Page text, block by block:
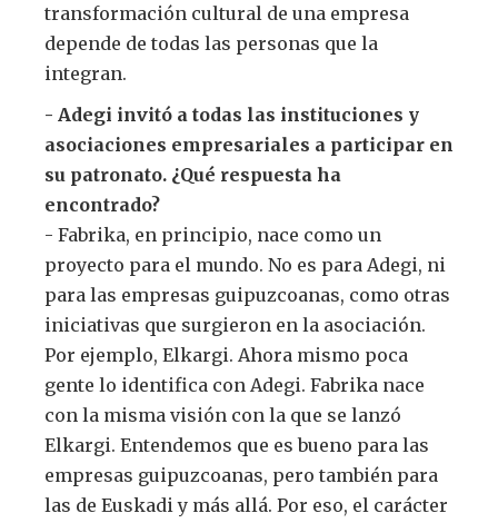
transformación cultural de una empresa
depende de todas las personas que la
integran.
- Adegi invitó a todas las instituciones y
asociaciones empresariales a participar en
su patronato. ¿Qué respuesta ha
encontrado?
- Fabrika, en principio, nace como un
proyecto para el mundo. No es para Adegi, ni
para las empresas guipuzcoanas, como otras
iniciativas que surgieron en la asociación.
Por ejemplo, Elkargi. Ahora mismo poca
gente lo identifica con Adegi. Fabrika nace
con la misma visión con la que se lanzó
Elkargi. Entendemos que es bueno para las
empresas guipuzcoanas, pero también para
las de Euskadi y más allá. Por eso, el carácter